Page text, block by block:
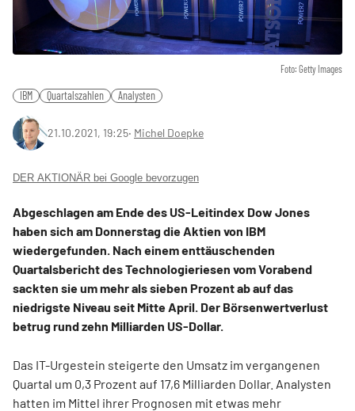
Foto: Getty Images
IBM Quartalszahlen Analysten
21.10.2021, 19:25‧ Michel Doepke
DER AKTIONÄR bei Google bevorzugen
Abgeschlagen am Ende des US-Leitindex Dow Jones
haben sich am Donnerstag die Aktien von IBM
wiedergefunden. Nach einem enttäuschenden
Quartalsbericht des Technologieriesen vom Vorabend
sackten sie um mehr als sieben Prozent ab auf das
niedrigste Niveau seit Mitte April. Der Börsenwertverlust
betrug rund zehn Milliarden US-Dollar.
Das IT-Urgestein steigerte den Umsatz im vergangenen
Quartal um 0,3 Prozent auf 17,6 Milliarden Dollar. Analysten
hatten im Mittel ihrer Prognosen mit etwas mehr